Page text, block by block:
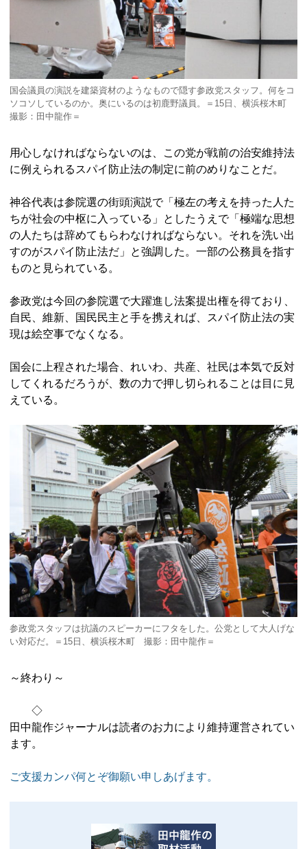
国会議員の演説を建築資材のようなもので隠す参政党スタッフ。何をコ
ソコソしているのか。奥にいるのは初鹿野議員。＝15日、横浜桜木町
撮影：田中龍作＝
用心しなければならないのは、この党が戦前の治安維持法
に例えられるスパイ防止法の制定に前のめりなことだ。
神谷代表は参院選の街頭演説で「極左の考えを持った人た
ちが社会の中枢に入っている」としたうえで「極端な思想
の人たちは辞めてもらわなければならない。それを洗い出
すのがスパイ防止法だ」と強調した。一部の公務員を指す
ものと見られている。
参政党は今回の参院選で大躍進し法案提出権を得ており、
自民、維新、国民民主と手を携えれば、スパイ防止法の実
現は絵空事でなくなる。
国会に上程された場合、れいわ、共産、社民は本気で反対
してくれるだろうが、数の力で押し切られることは目に見
えている。
参政党スタッフは抗議のスピーカーにフタをした。公党として大人げな
い対応だ。＝15日、横浜桜木町 撮影：田中龍作＝
～終わり～
◇
田中龍作ジャーナルは読者のお力により維持運営されてい
ます。
ご支援カンパ何とぞ御願い申しあげます。